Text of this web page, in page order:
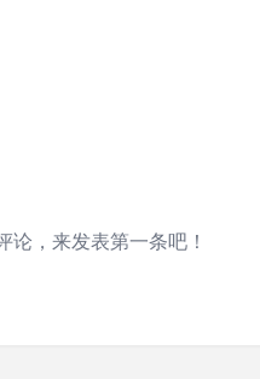
论，来发表第一条吧！